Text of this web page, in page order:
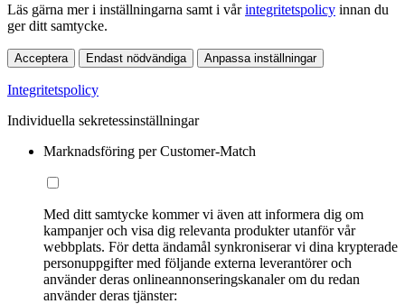
Läs gärna mer i inställningarna samt i vårintegritetspolicy innan du
ger ditt samtycke.
Acceptera Endast nödvändiga Anpassa inställningar
Integritetspolicy
Individuella sekretessinställningar
Marknadsföring per Customer-Match
Med ditt samtycke kommer vi även att informera dig om
kampanjer och visa dig relevanta produkter utanför vår
webbplats. För detta ändamål synkroniserar vi dina krypterade
personuppgifter med följande externa leverantörer och
använder deras onlineannonseringskanaler om du redan
använder deras tjänster: